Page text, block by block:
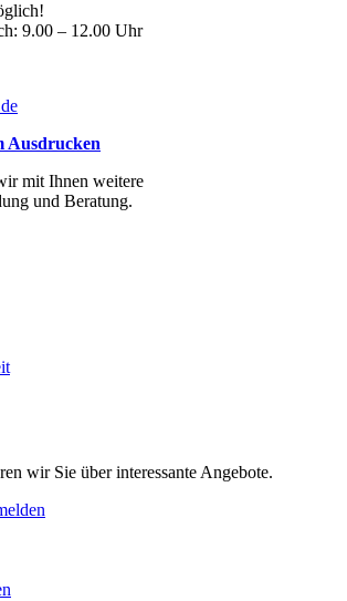
9.00 – 12.00 Uhr
Ausdrucken
mit Ihnen weitere
und Beratung.
wir Sie über interessante Angebote.